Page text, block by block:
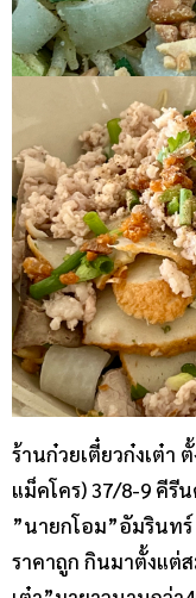
ร้านก๋วยเตี๋ยวก๋งเต๋า
แม็คโคร) 37/8-9 คีรี
”นายกโอม”อัมรินท
ราคาถูก กินมาตั้งแต่